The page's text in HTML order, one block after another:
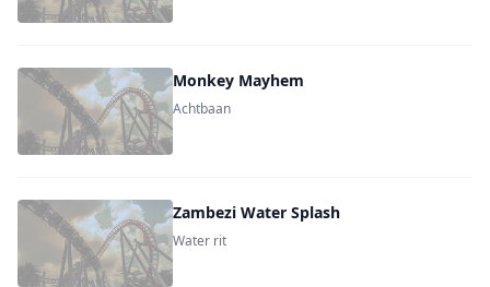
Monkey Mayhem
Achtbaan
Zambezi Water Splash
Water rit